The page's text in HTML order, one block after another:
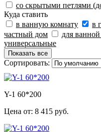
со скрытыми петлями
Куда ставить
в ванную комнату
в
частный дом
для ванной
универсальные
Показать все
Сортировать:
Y-1 60*200
Цена от: 8 415 руб.